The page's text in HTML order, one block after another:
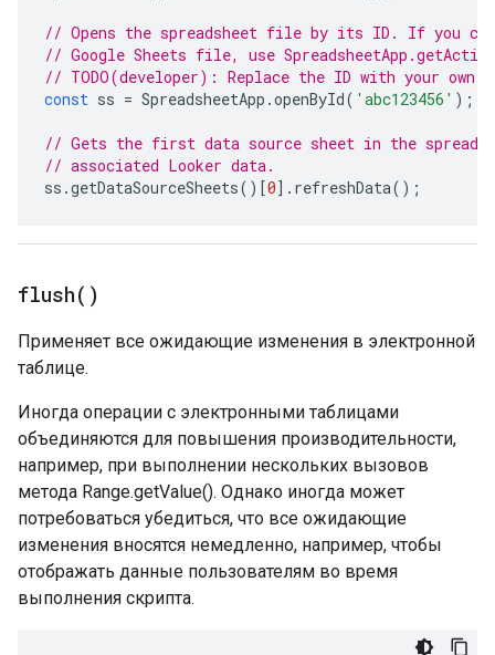
// Opens the spreadsheet file by its ID. If you
// Google Sheets file, use
// TODO(developer): Replace the ID with your own.
const ss = SpreadsheetApp .openById( 'abc123456' );
// Gets the first data source sheet in the
// associated Looker data.
ss .getDataSourceSheets()[0]. refreshData();
flush( )
Применяет все ожидающие изменения в электронной
таблице.
Иногда операции с электронными таблицами
объединяются для повышения производительности,
например, при выполнении нескольких вызовов
метода Range.getValue(). Однако иногда может
потребоваться убедиться, что все ожидающие
изменения вносятся немедленно, например, чтобы
отображать данные пользователям во время
выполнения скрипта.